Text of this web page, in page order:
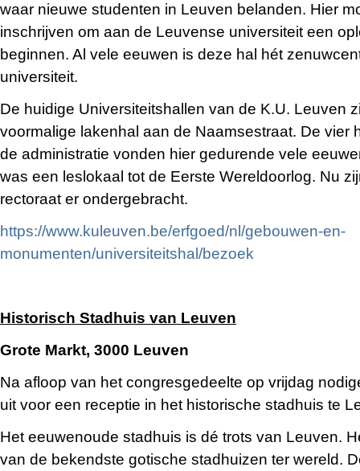
waar nieuwe studenten in Leuven belanden. Hier
inschrijven om aan de Leuvense universiteit een
beginnen. Al vele eeuwen is deze hal hét
universiteit.
De huidige Universiteitshallen van de K.U. Leuven
voormalige lakenhal aan de Naamsestraat. De vier
de administratie vonden hier gedurende vele
was een leslokaal tot de Eerste Wereldoorlog. Nu
rectoraat er ondergebracht.
https://www.kuleuven.be/erfgoed/nl/gebouwen-en-
monumenten/universiteitshal/bezoek
Historisch Stadhuis van Leuven
Grote Markt, 3000 Leuven
Na afloop van het congresgedeelte op vrijdag
uit voor een receptie in het historische stadhuis te
Het eeuwenoude stadhuis is dé trots van Leuven.
van de bekendste gotische stadhuizen ter wereld.